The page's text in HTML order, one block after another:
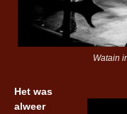
Watain
Het was
alweer